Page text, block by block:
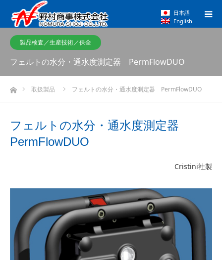
日本語
English
製品検査／生産技術／保全
フェルトの水分・通水度測定器 PermFlowDUO
ホーム取扱製品 フェルトの水分・通水度測定器 PermFlowDUO
フェルトの水分・通水度測定器
PermFlowDUO
Cristini社製